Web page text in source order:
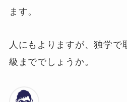
ます。
人にもよりますが、独学で
級まででしょうか。